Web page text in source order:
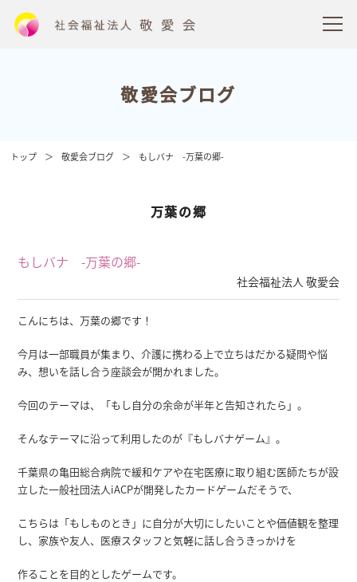
敬愛会ブログ
トップ 敬愛会ブログ もしバナ -万葉の郷-
万葉の郷
もしバナ -万葉の郷-
社会福祉法人 敬愛会
こんにちは、万葉の郷です！
今月は一部職員が集まり、介護に携わる上で立ちはだかる疑問や悩
み、想いを話し合う座談会が開かれました。
今回のテーマは、「もし自分の余命が半年と告知されたら」。
そんなテーマに沿って利用したのが『もしバナゲーム』。
千葉県の亀田総合病院で緩和ケアや在宅医療に取り組む医師たちが設
立した一般社団法人iACPが開発したカードゲームだそうで、
こちらは「もしものとき」に自分が大切にしたいことや価値観を整理
し、家族や友人、医療スタッフと気軽に話し合うきっかけを
作ることを目的としたゲームです。